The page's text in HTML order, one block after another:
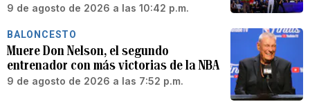
9 de agosto de 2026 a las 10:42 p.m.
BALONCESTO
Muere Don Nelson, el segundo
entrenador con más victorias de la NBA
9 de agosto de 2026 a las 7:52 p.m.